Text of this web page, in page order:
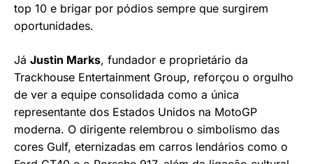
top 10 e brigar por pódios sempre que surgirem
oportunidades.
Já Justin Marks, fundador e proprietário da
Trackhouse Entertainment Group, reforçou o orgulho
de ver a equipe consolidada como a única
representante dos Estados Unidos na MotoGP
moderna. O dirigente relembrou o simbolismo das
cores Gulf, eternizadas em carros lendários como o